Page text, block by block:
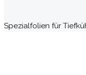
Spezialfolien für